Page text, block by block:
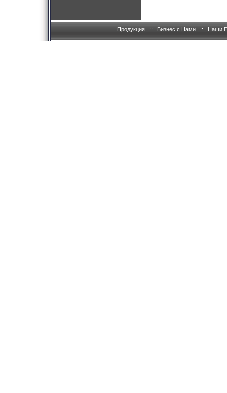
Продукция :: Бизнес с Нами :: Наши